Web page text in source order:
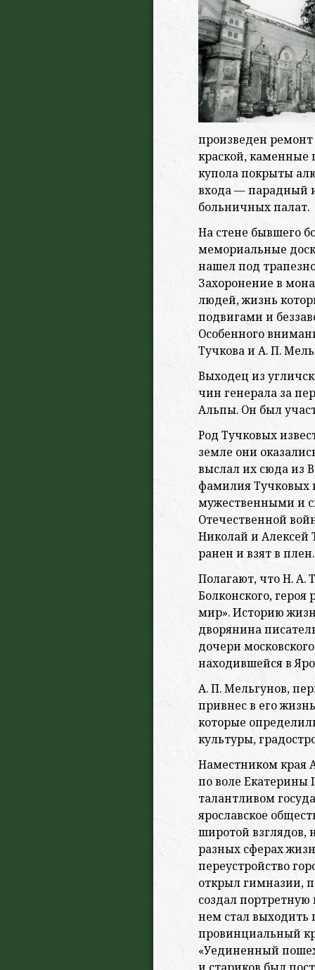
произведен
краской,
купола покрыты
входа — парадный
больничных палат.
На стене бывшего
мемориальные
нашел под
Захоронение в
людей, жизнь
подвигами и
Особенного
Тучкова и А. П.
Выходец из
чин генерала за
Альпы. Он был
Род Тучковых
земле они
выслал их сюда из
фамилия Тучковых
мужественными и
Отечественной
Николай и Алексей
ранен и взят в плен.
Полагают, что Н. А.
Болконского, героя
мир». Историю
дворянина
дочери
находившейся в
А. П. Мельгунов,
привнес в его
которые
культуры,
Наместником края
по воле Екатерины
талантливом
ярославское
широтой взглядов,
разных сферах
переустройство
открыл гимназии,
создал портретную
нем стал выходить
провинциальный
«Уединенный